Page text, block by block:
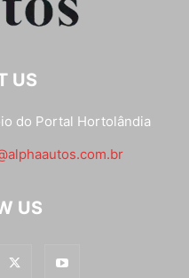
US
do Portal Hortolândia
US